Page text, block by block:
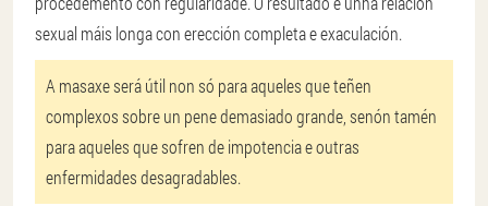
sexual máis longa con erección completa e exaculación.
A masaxe será útil non só para aqueles que teñen
complexos sobre un pene demasiado grande, senón tamén
para aqueles que sofren de impotencia e outras
enfermidades desagradables.